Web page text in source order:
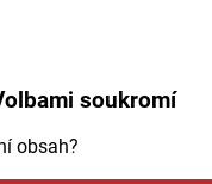
soukromí
obsah?